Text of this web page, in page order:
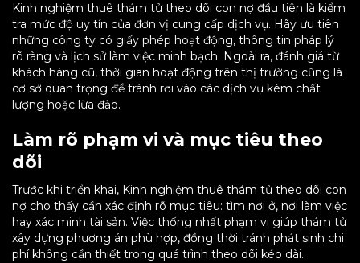
Kinh nghiệm thuê thám tử theo dõi con nợ đầu tiên là kiểm
tra mức độ uy tín của đơn vị cung cấp dịch vụ. Hãy ưu tiên
những công ty có giấy phép hoạt động, thông tin pháp lý
rõ ràng và lịch sử làm việc minh bạch. Ngoài ra, đánh giá từ
khách hàng cũ, thời gian hoạt động trên thị trường cũng là
cơ sở quan trọng để tránh rơi vào các dịch vụ kém chất
lượng hoặc lừa đảo.
Làm rõ phạm vi và mục tiêu theo
dõi
Trước khi triển khai, Kinh nghiệm thuê thám tử theo dõi con
nợ cho thấy cần xác định rõ mục tiêu: tìm nơi ở, nơi làm việc
hay xác minh tài sản. Việc thống nhất phạm vi giúp thám tử
xây dựng phương án phù hợp, đồng thời tránh phát sinh chi
phí không cần thiết trong quá trình theo dõi kéo dài.